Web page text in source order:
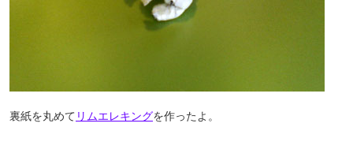
裏紙を丸めて リムエレキングを作ったよ。